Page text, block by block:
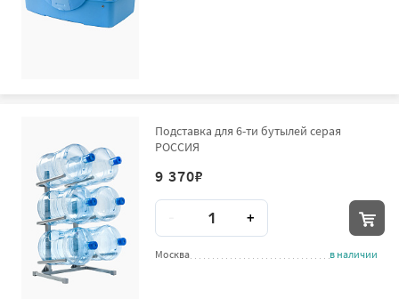
Подставка для 6-ти бутылей серая
РОССИЯ
9 370₽
+
Москва в наличии